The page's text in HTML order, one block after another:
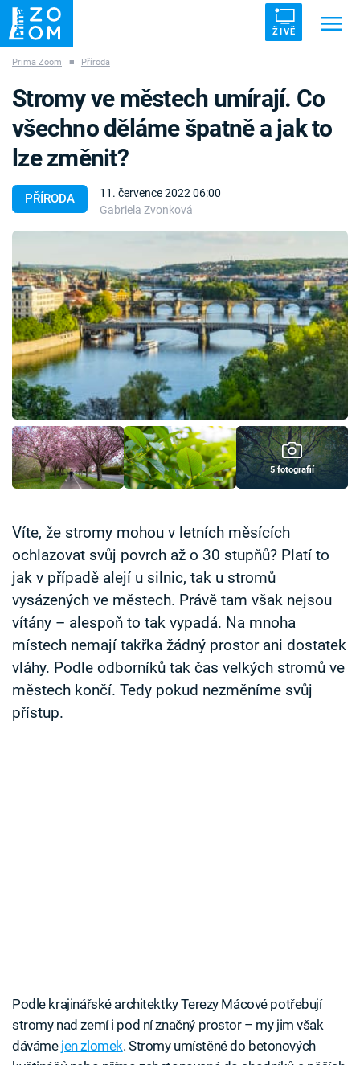
ŽIVĚ
ZÁHADY VETŘELCI DÁVNOVĚKU
Témata
Pořady
TV Program
Časopis
Sledujte prima+
Přihlášení
Sledujte nás
Prima Zoom ■ Příroda
PŘÍRODA
11. července 2022 06:00
Gabriela Zvonková
Stromy ve městech umírají. Co
všechno děláme špatně a jak to
lze změnit?
5 fotografií
Víte, že stromy mohou v letních měsících
ochlazovat svůj povrch až o 30 stupňů? Platí to
jak v případě alejí u silnic, tak u stromů
vysázených ve městech. Právě tam však nejsou
vítány – alespoň to tak vypadá. Na mnoha
místech nemají takřka žádný prostor ani dostatek
vláhy. Podle odborníků tak čas velkých stromů ve
městech končí. Tedy pokud nezměníme svůj
přístup.
Podle krajinářské architektky Terezy Mácové potřebují
stromy nad zemí i pod ní značný prostor – my jim však
dáváme jen zlomek. Stromy umístěné do betonových